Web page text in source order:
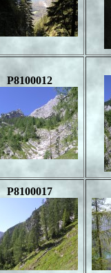
P8100012
P8100017